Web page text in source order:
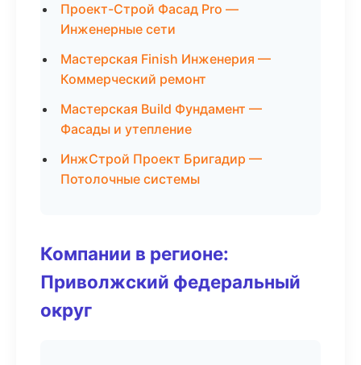
Проект-Строй Фасад Pro —
Инженерные сети
Мастерская Finish Инженерия —
Коммерческий ремонт
Мастерская Build Фундамент —
Фасады и утепление
ИнжСтрой Проект Бригадир —
Потолочные системы
Компании в регионе:
Приволжский федеральный
округ